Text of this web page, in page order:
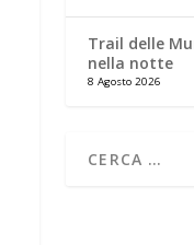
Trail delle
nella notte
8 Agosto 2026